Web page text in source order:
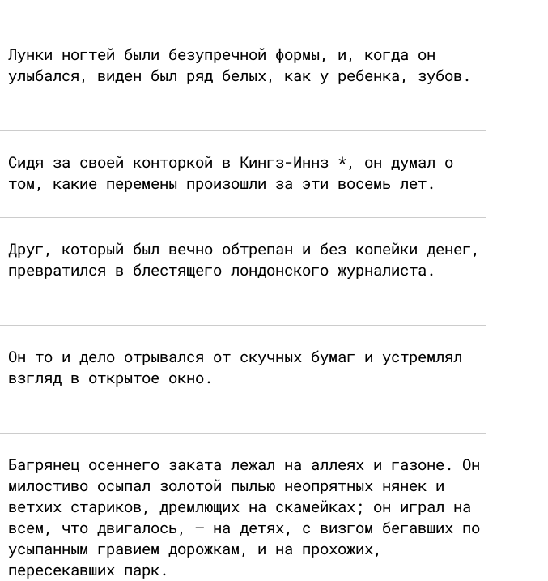
Лунки ногтей были безупречной формы, и, когда он
улыбался, виден был ряд белых, как у ребенка, зубов.
Сидя за своей конторкой в Кингз-Иннз *, он думал о
том, какие перемены произошли за эти восемь лет.
Друг, который был вечно обтрепан и без копейки денег,
превратился в блестящего лондонского журналиста.
Он то и дело отрывался от скучных бумаг и устремлял
взгляд в открытое окно.
Багрянец осеннего заката лежал на аллеях и газоне. Он
милостиво осыпал золотой пылью неопрятных нянек и
ветхих стариков, дремлющих на скамейках; он играл на
всем, что двигалось, — на детях, с визгом бегавших по
усыпанным гравием дорожкам, и на прохожих,
пересекавших парк.